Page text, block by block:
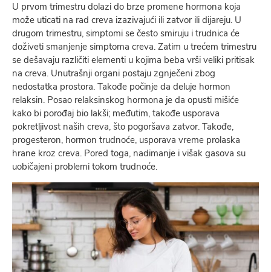
U prvom trimestru dolazi do brze promene hormona koja
može uticati na rad creva izazivajući ili zatvor ili dijareju. U
drugom trimestru, simptomi se često smiruju i trudnica će
doživeti smanjenje simptoma creva. Zatim u trećem trimestru
se dešavaju različiti elementi u kojima beba vrši veliki pritisak
na creva. Unutrašnji organi postaju zgnječeni zbog
nedostatka prostora. Takođe počinje da deluje hormon
relaksin. Posao relaksinskog hormona je da opusti mišiće
kako bi porođaj bio lakši; međutim, takođe usporava
pokretljivost naših creva, što pogoršava zatvor. Takođe,
progesteron, hormon trudnoće, usporava vreme prolaska
hrane kroz creva. Pored toga, nadimanje i višak gasova su
uobičajeni problemi tokom trudnoće.